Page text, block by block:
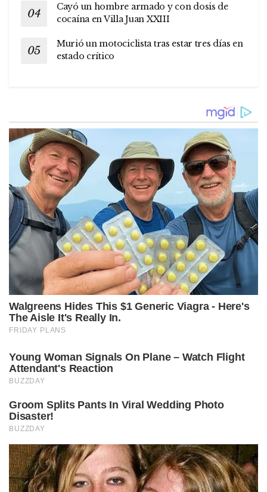
Cayó un hombre armado y con dosis de
cocaína en Villa Juan XXIII
Murió un motociclista tras estar tres días en
estado crítico